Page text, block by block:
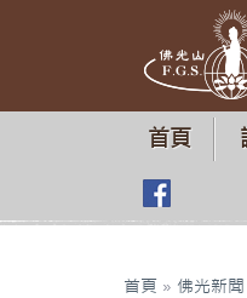
首頁
首頁 » 佛光新聞